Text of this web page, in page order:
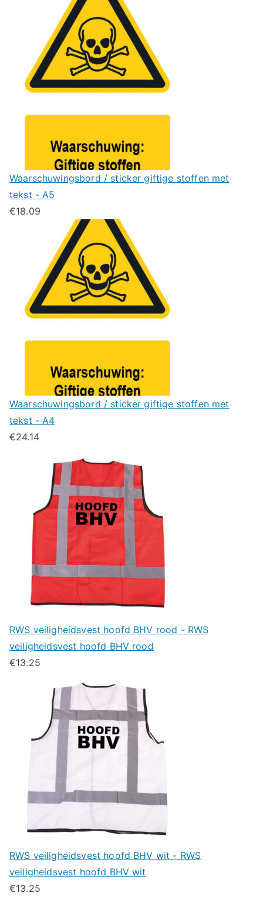
Waarschuwingsbord / sticker giftige stoffen met
tekst - A5
€18.09
Waarschuwingsbord / sticker giftige stoffen met
tekst - A4
€24.14
RWS veiligheidsvest hoofd BHV rood - RWS
veiligheidsvest hoofd BHV rood
€13.25
RWS veiligheidsvest hoofd BHV wit - RWS
veiligheidsvest hoofd BHV wit
€13.25